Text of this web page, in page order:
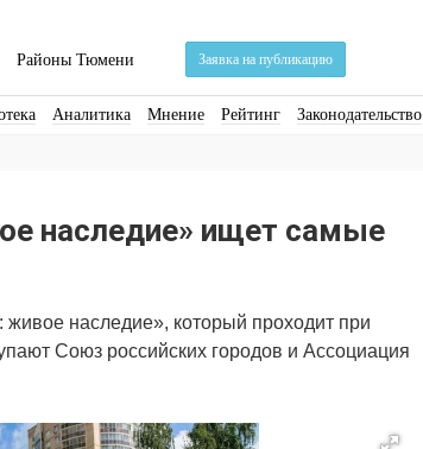
Районы Тюмени Заявка на публикацию
Аналитика Мнение Рейтинг Законодательство
наследие» ищет самые
живое наследие», который проходит при
Союз российских городов и Ассоциация